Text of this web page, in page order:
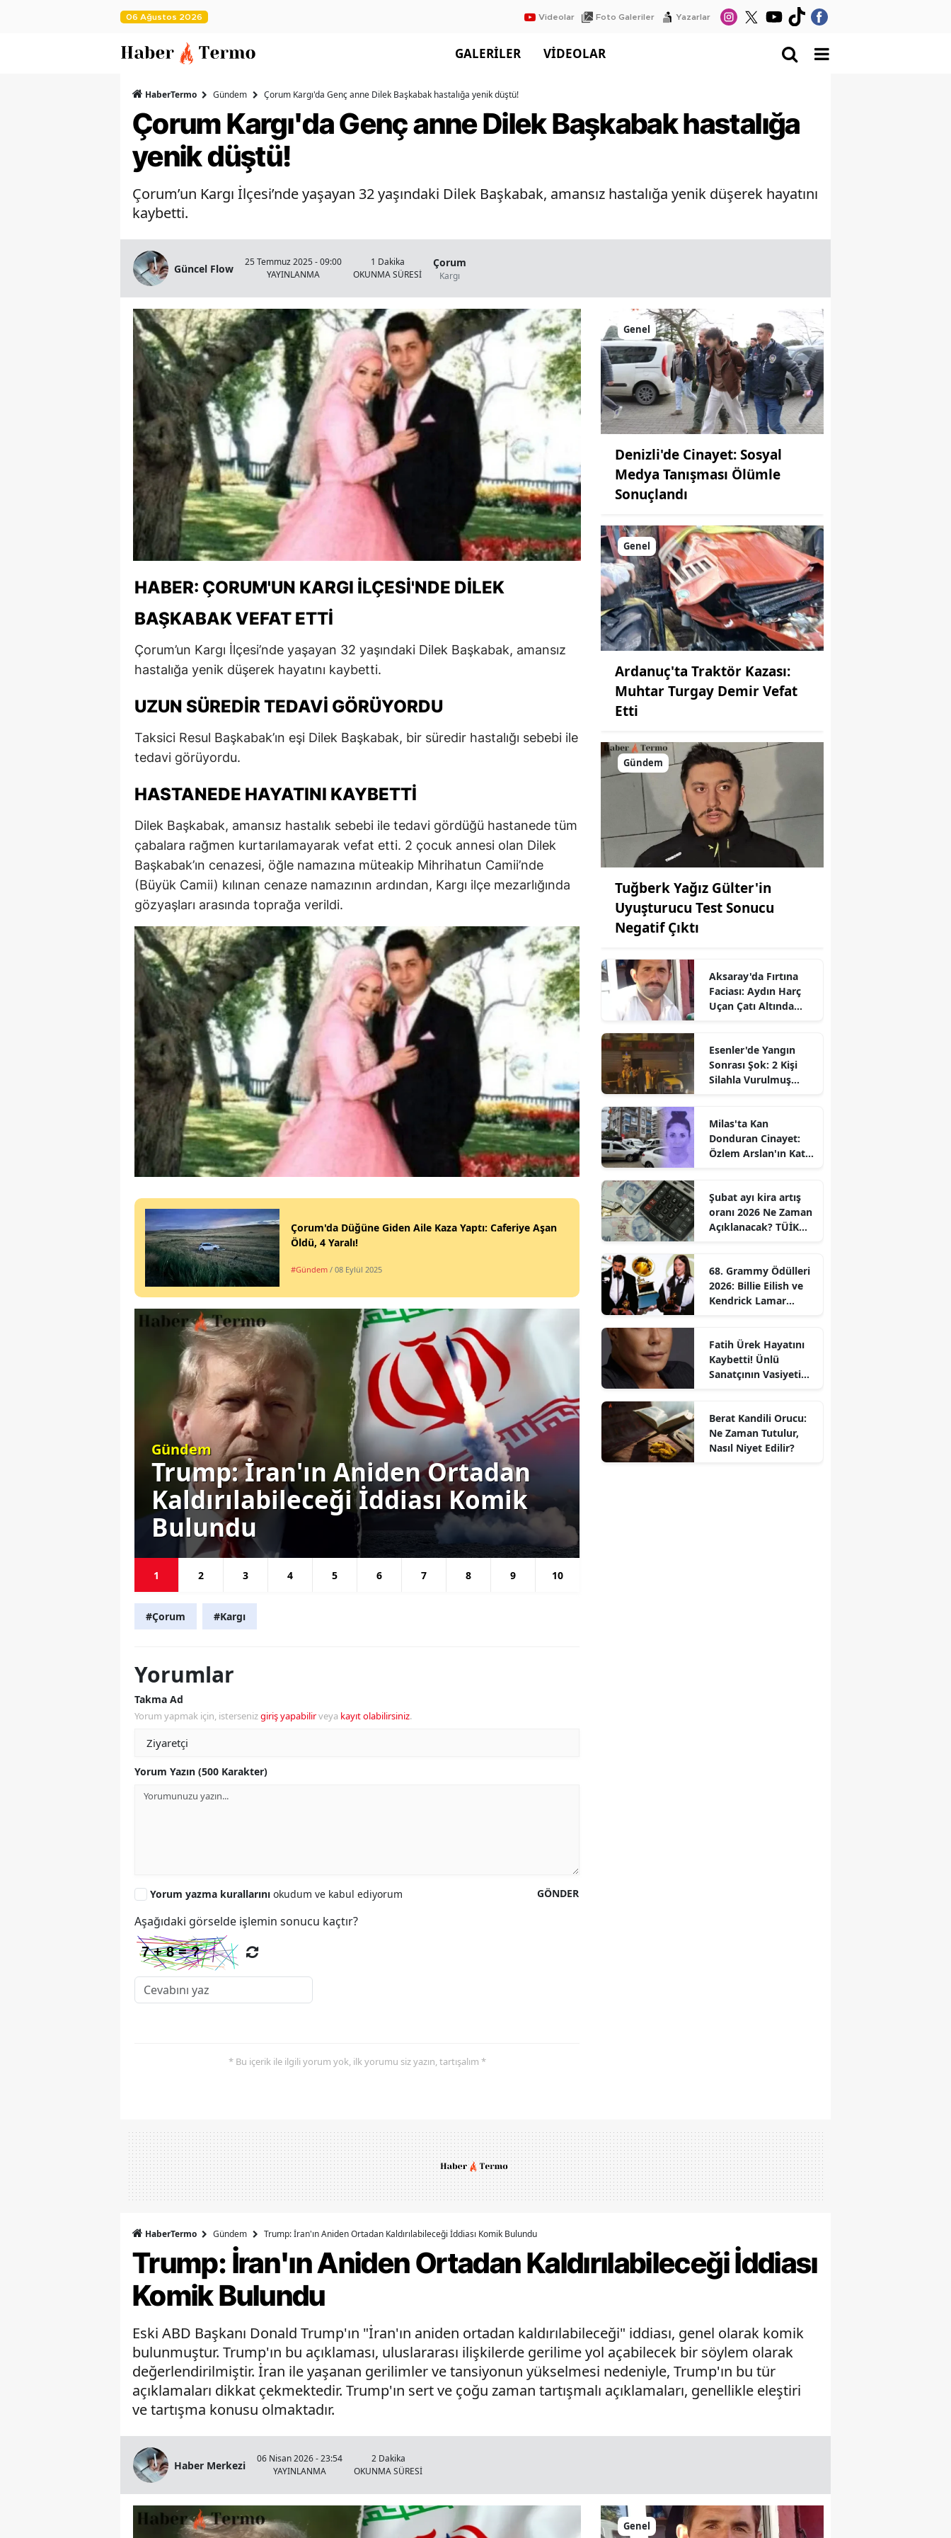
06 Ağustos 2026 Videolar Foto Galeriler Yazarlar
GALERİLER VİDEOLAR
HaberTermo Gündem Çorum Kargı'da Genç anne Dilek Başkabak hastalığa yenik düştü!
Çorum Kargı'da Genç anne Dilek Başkabak hastalığa
yenik düştü!
Çorum’un Kargı İlçesi’nde yaşayan 32 yaşındaki Dilek Başkabak, amansız hastalığa yenik düşerek hayatını
kaybetti.
Güncel Flow
25 Temmuz 2025 - 09:00
YAYINLANMA
1 Dakika
OKUNMA SÜRESİ
Çorum
Kargı
HABER: ÇORUM'UN KARGI İLÇESI'NDE DILEK
BAŞKABAK VEFAT ETTI
Çorum’un Kargı İlçesi’nde yaşayan 32 yaşındaki Dilek Başkabak, amansız
hastalığa yenik düşerek hayatını kaybetti.
UZUN SÜREDIR TEDAVI GÖRÜYORDU
Taksici Resul Başkabak’ın eşi Dilek Başkabak, bir süredir hastalığı sebebi ile
tedavi görüyordu.
HASTANEDE HAYATINI KAYBETTI
Dilek Başkabak, amansız hastalık sebebi ile tedavi gördüğü hastanede tüm
çabalara rağmen kurtarılamayarak vefat etti. 2 çocuk annesi olan Dilek
Başkabak’ın cenazesi, öğle namazına müteakip Mihrihatun Camii’nde
(Büyük Camii) kılınan cenaze namazının ardından, Kargı ilçe mezarlığında
gözyaşları arasında toprağa verildi.
Çorum'da Düğüne Giden Aile Kaza Yaptı: Caferiye Aşan
Öldü, 4 Yaralı!
#Gündem / 08 Eylül 2025
Siyaset
Başkan Erdoğan: Türkiye'nin
Gündemine Erken veya Ara
Seçim Yok
1 2 3 4 5 6 7 8 9 10
#Çorum #Kargı
Yorumlar
Takma Ad
Yorum yapmak için, istersenizgiriş yapabilirveya kayıt olabilirsiniz.
Yorum Yazın (500 Karakter)
GÖNDER
Yorum yazma kurallarını okudum ve kabul ediyorum
Aşağıdaki görselde işlemin sonucu kaçtır?
* Bu içerik ile ilgili yorum yok, ilk yorumu siz yazın, tartışalım *
Genel
Denizli'de Cinayet: Sosyal
Medya Tanışması Ölümle
Sonuçlandı
Genel
Ardanuç'ta Traktör Kazası:
Muhtar Turgay Demir Vefat
Etti
Gündem
Tuğberk Yağız Gülter'in
Uyuşturucu Test Sonucu
Negatif Çıktı
Aksaray'da Fırtına
Faciası: Aydın Harç
Uçan Çatı Altında
Esenler'de Yangın
Sonrası Şok: 2 Kişi
Silahla Vurulmuş
Milas'ta Kan
Donduran Cinayet:
Özlem Arslan'ın Katili
Şubat ayı kira artış
oranı 2026 Ne Zaman
Açıklanacak? TÜİK
68. Grammy Ödülleri
2026: Billie Eilish ve
Kendrick Lamar
Fatih Ürek Hayatını
Kaybetti! Ünlü
Sanatçının Vasiyeti
Berat Kandili Orucu:
Ne Zaman Tutulur,
Nasıl Niyet Edilir?
HaberTermo Gündem Trump: İran'ın Aniden Ortadan Kaldırılabileceği İddiası Komik Bulundu
Trump: İran'ın Aniden Ortadan Kaldırılabileceği İddiası
Komik Bulundu
Eski ABD Başkanı Donald Trump'ın "İran'ın aniden ortadan kaldırılabileceği" iddiası, genel olarak komik
bulunmuştur. Trump'ın bu açıklaması, uluslararası ilişkilerde gerilime yol açabilecek bir söylem olarak
değerlendirilmiştir. İran ile yaşanan gerilimler ve tansiyonun yükselmesi nedeniyle, Trump'ın bu tür
açıklamaları dikkat çekmektedir. Trump'ın sert ve çoğu zaman tartışmalı açıklamaları, genellikle eleştiri
ve tartışma konusu olmaktadır.
Haber Merkezi
06 Nisan 2026 - 23:54
YAYINLANMA
2 Dakika
OKUNMA SÜRESİ
Genel